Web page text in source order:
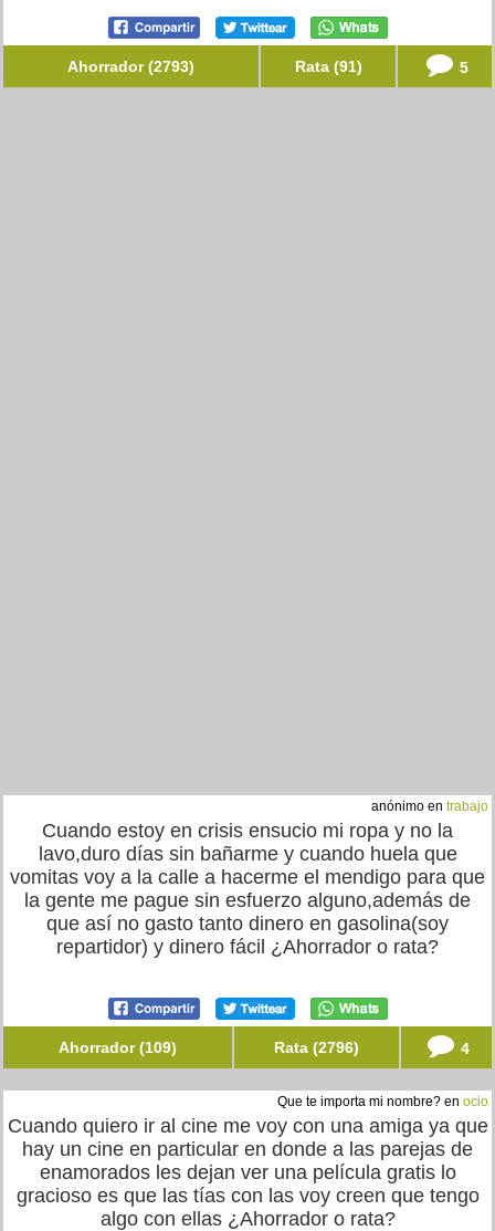
Ahorrador (2793) Rata (91) 5
anónimo en trabajo
Cuando estoy en crisis ensucio mi ropa y no la
lavo,duro días sin bañarme y cuando huela que
vomitas voy a la calle a hacerme el mendigo para que
la gente me pague sin esfuerzo alguno,además de
que así no gasto tanto dinero en gasolina(soy
repartidor) y dinero fácil ¿Ahorrador o rata?
Ahorrador (109) Rata (2796) 4
Que te importa mi nombre? en ocio
Cuando quiero ir al cine me voy con una amiga ya que
hay un cine en particular en donde a las parejas de
enamorados les dejan ver una película gratis lo
gracioso es que las tías con las voy creen que tengo
algo con ellas ¿Ahorrador o rata?